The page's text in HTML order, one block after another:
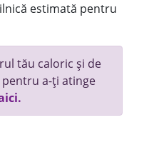
estimată pentru
tău caloric și de
pentru a-ți atinge